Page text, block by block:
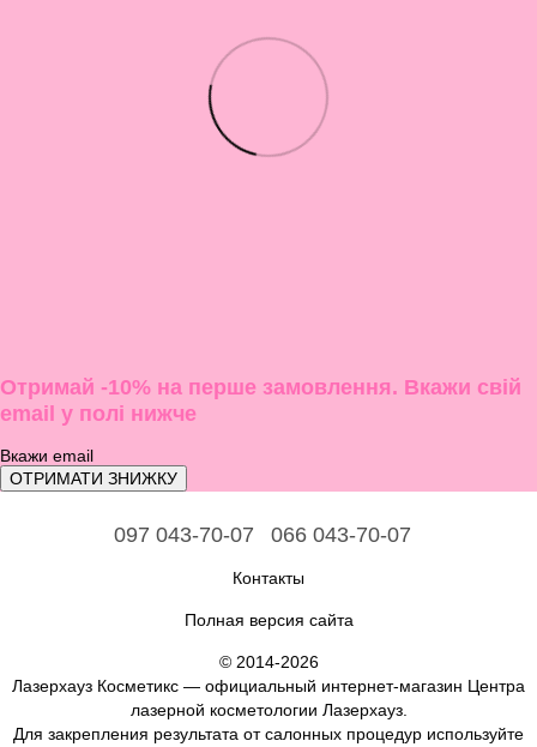
Отримай -10% на перше замовлення. Вкажи свій
email у полі нижче
ОТРИМАТИ ЗНИЖКУ
097 043-70-07 066 043-70-07
Контакты
Полная версия сайта
© 2014-2026
Лазерхауз Косметикс — официальный интернет-магазин Центра
лазерной косметологии Лазерхауз.
Для закрепления результата от салонных процедур используйте